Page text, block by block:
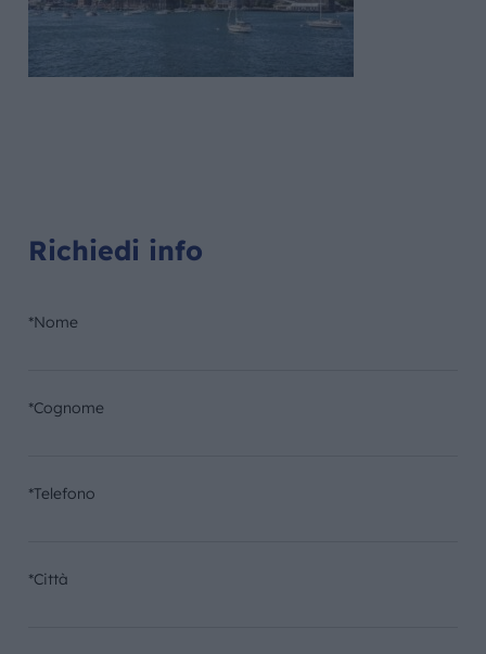
Richiedi info
*Nome
*Cognome
*Telefono
*Città